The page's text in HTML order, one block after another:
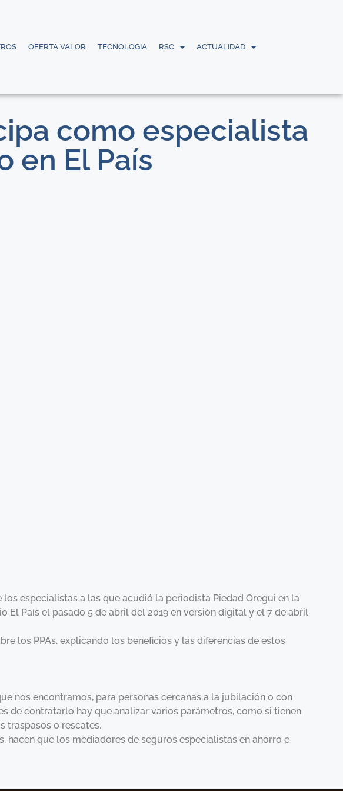
OFERTA VALOR TECNOLOGIA RSC ACTUALIDAD
como especialista
en El País
especialistas a las que acudió la periodista Piedad Oregui en la
País el pasado 5 de abril del 2019 en versión digital y el 7 de abril
los PPAs, explicando los beneficios y las diferencias de estos
nos encontramos, para personas cercanas a la jubilación o con
de contratarlo hay que analizar varios parámetros, como si tienen
traspasos o rescates.
que los mediadores de seguros especialistas en ahorro e